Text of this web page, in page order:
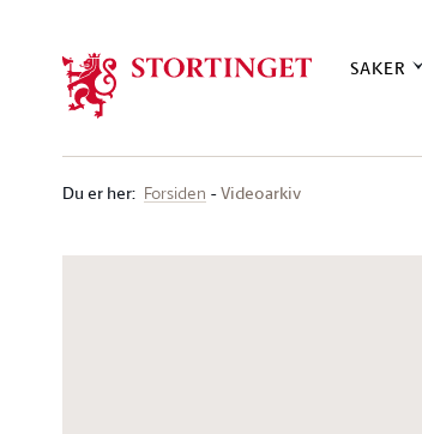
SAKER
Du er her: Forsiden Videoarkiv